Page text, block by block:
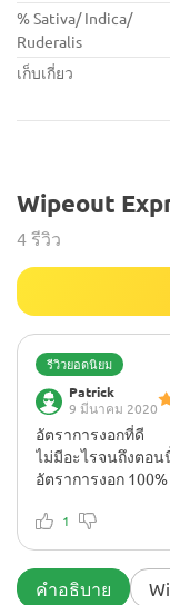
% Sativa/ Indica/
Ruderalis
เก็บเกี่ยว
Wipeout
4 รีวิว
รีวิวยอดนิยม
Patrick
9 มีนาคม 2020
อัตราการงอกที่ดี
ไม่มีอะไรจนถึงตอ
อัตราการงอก
1
คำอธิบาย